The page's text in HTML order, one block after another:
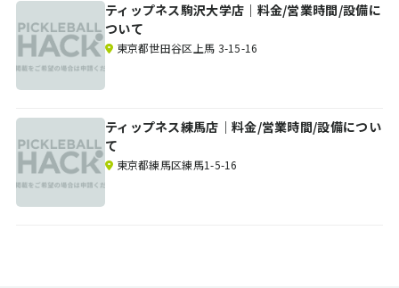
ティップネス駒沢大学店｜料金/営業時間/設備に
ついて
東京都世田谷区上馬 3-15-16
ティップネス練馬店｜料金/営業時間/設備につい
て
東京都練馬区練馬1-5-16